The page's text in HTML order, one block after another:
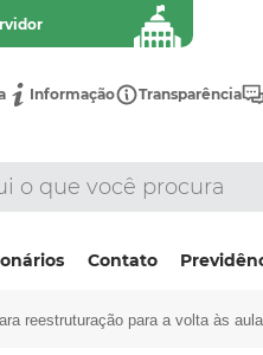
Informação Transparência
Contato
reestruturação para a volta às